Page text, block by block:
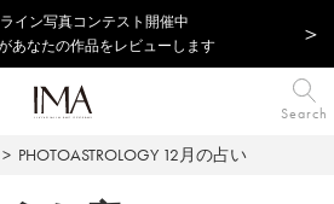
イン写真コンテスト開催中
あなたの作品をレビューします
Search
PHOTOASTROLOGY 12月の占い